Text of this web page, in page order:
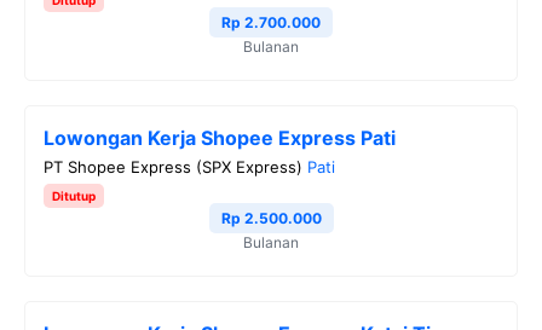
r
nRp 2.700.000
Bulanan
Lowongan Kerja Shopee Express Pati
PT Shopee Express (SPX Express) Pati
Ditutup
Rp 2.500.000
Bulanan